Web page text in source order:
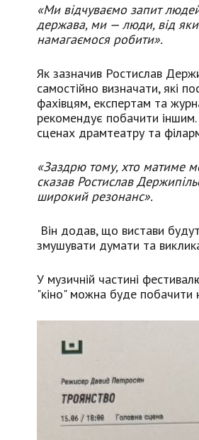
«Ми відчуваємо запит
держава, ми — люди, від
намагаємося робити».
Як зазначив Ростислав
самостійно визначати, які
фахівцям, експертам та
рекомендує побачити
сценах драмтеатру та
«Заздрю тому, хто матиме
сказав Ростислав
широкий резонанс».
Він додав, що вистави
змушувати думати та
У музичній частині
"кіно" можна буде побачити